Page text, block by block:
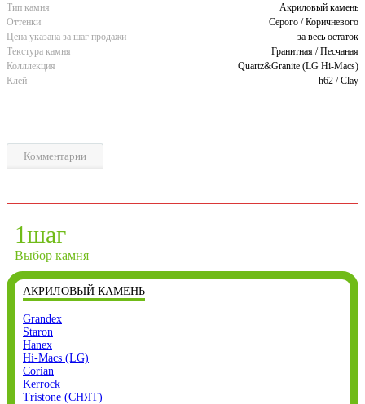
Тип камня
Акриловый камень
Оттенки
Серого / Коричневого
Цена указана за шаг продажи
за весь остаток
Текстура камня
Гранитная / Песчаная
Колллекция
Quartz&Granite (LG Hi-Macs)
Клей
h62 / Clay
Комментарии
1шаг
Выбор камня
АКРИЛОВЫЙ КАМЕНЬ
Grandex
Staron
Hanex
Hi-Macs (LG)
Corian
Kerrock
Tristone (СНЯТ)